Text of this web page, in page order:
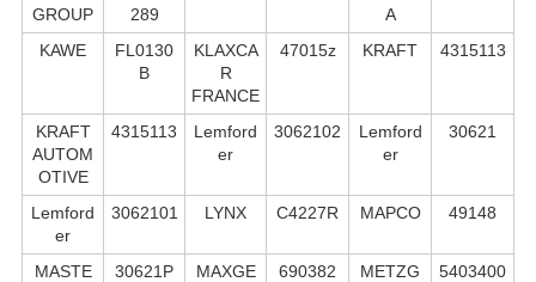
GROUP
289
A
KAWE
FL0130
B
KLAXCA
R
FRANCE
47015z KRAFT 4315113
KRAFT
AUTOM
OTIVE
4315113
Lemford
er
3062102
Lemford
er
30621
Lemford
er
3062101 LYNX C4227R MAPCO 49148
MASTE
30621P
MAXGE
690382
METZG
5403400